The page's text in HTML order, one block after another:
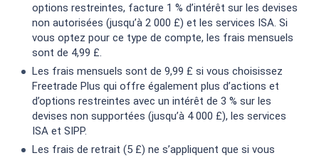
options restreintes, facture 1 % d’intérêt sur les devises
non autorisées (jusqu’à 2 000 £) et les services ISA. Si
vous optez pour ce type de compte, les frais mensuels
sont de 4,99 £.
Les frais mensuels sont de 9,99 £ si vous choisissez
Freetrade Plus qui offre également plus d’actions et
d’options restreintes avec un intérêt de 3 % sur les
devises non supportées (jusqu’à 4 000 £), les services
ISA et SIPP.
Les frais de retrait (5 £) ne s’appliquent que si vous